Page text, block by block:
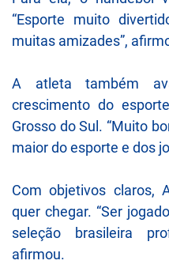
“Esporte muito
muitas amizades”,
A atleta também
crescimento do
Grosso do Sul. “Muito
maior do esporte e dos
Com objetivos claros,
quer chegar. “Ser
seleção brasileira
afirmou.